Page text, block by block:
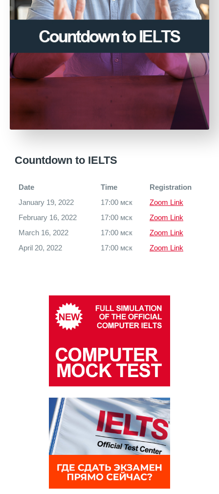
Countdown to IELTS
Date Time
Registration
January 19, 2022
17:00 мск
Zoom Link
February 16, 2022
17:00 мск
Zoom Link
March 16, 2022
17:00 мск
Zoom Link
April 20, 2022
17:00 мск Zoom Link